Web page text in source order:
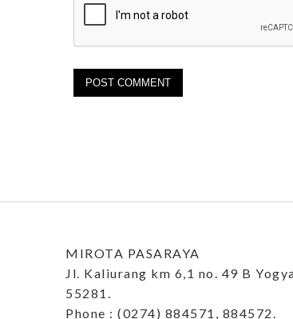
MIROTA PASARAYA
Jl. Kaliurang km 6,1 no. 49 B
55281.
Phone : (0274) 884571, 884572.